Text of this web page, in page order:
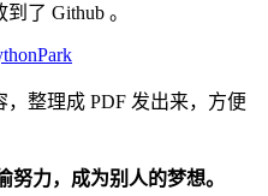
了 Github 。
整理成 PDF 发出来，方便
努力，成为别人的梦想。